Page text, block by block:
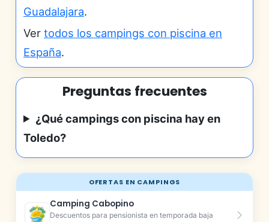
OFERTAS EN CAMPINGS
Camping Cabopino
Descuentos para pensionista en temporada baja
Guadalajara.
Ver todos los campings con piscina en
España.
Preguntas frecuentes
¿Qué campings con piscina hay en
Toledo?